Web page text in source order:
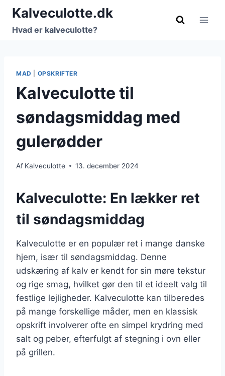
Fortsæt
indhold
Kalveculotte.dk
Hvad er kalveculotte?
MAD OPSKRIFTER
Kalveculotte til
søndagsmiddag med
gulerødder
Af Kalveculotte 13. december 2024
Kalveculotte: En lækker ret
til søndagsmiddag
Kalveculotte er en populær ret i mange danske
hjem, især til søndagsmiddag. Denne
udskæring af kalv er kendt for sin møre tekstur
og rige smag, hvilket gør den til et ideelt valg til
festlige lejligheder. Kalveculotte kan tilberedes
på mange forskellige måder, men en klassisk
opskrift involverer ofte en simpel krydring med
salt og peber, efterfulgt af stegning i ovn eller
på grillen.